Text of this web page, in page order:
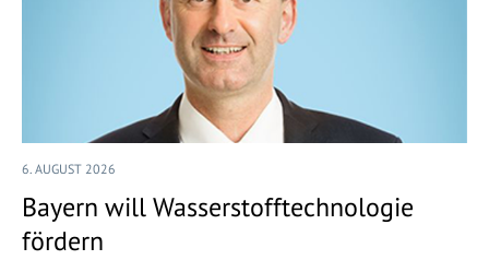
6. AUGUST 2026
Bayern will Wasserstofftechnologie
fördern